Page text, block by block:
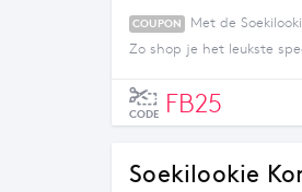
COUPON
Met de
Zo shop je het leukste
CODE FB25
Soekilookie